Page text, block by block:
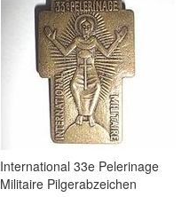
International 33e Pelerinage
Militaire Pilgerabzeichen